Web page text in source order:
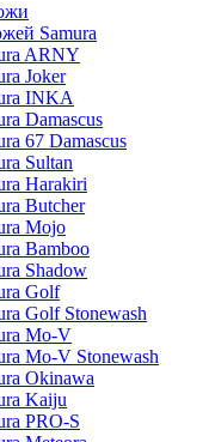
Samura
ARNY
Joker
INKA
Damascus
67 Damascus
Sultan
Harakiri
Butcher
Mojo
Bamboo
Shadow
Golf
Golf Stonewash
Mo-V
Mo-V Stonewash
Okinawa
Kaiju
PRO-S